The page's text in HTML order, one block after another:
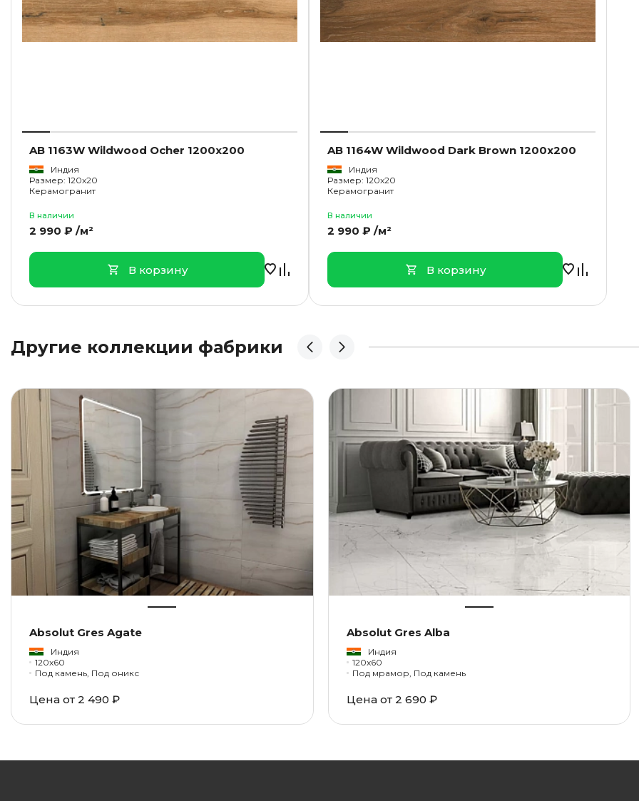
AB 1163W Wildwood Ocher 1200x200
Индия
Размер: 120x20
Керамогранит
В наличии
2 990 ₽ /м²
В корзину
AB 1164W Wildwood Dark Brown 1200x200
Индия
Размер: 120x20
Керамогранит
В наличии
2 990 ₽ /м²
В корзину
Другие коллекции фабрики
Absolut Gres Agate
Индия
120x60
Под камень, Под оникс
Цена от 2 490 ₽
Absolut Gres Alba
Индия
120x60
Под мрамор, Под камень
Цена от 2 690 ₽